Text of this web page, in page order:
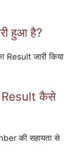
हुआ है?
जारी किया
Result कैसे
की सहायता से